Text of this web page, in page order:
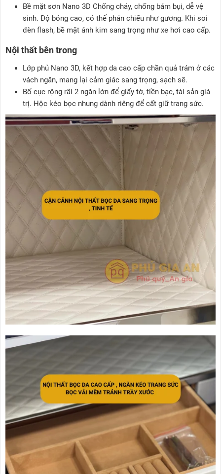
Bề mặt sơn Nano 3D Chống cháy, chống bám bụi, dễ vệ
sinh. Độ bóng cao, có thể phản chiếu như gương. Khi soi
đèn flash, bề mặt ánh kim sang trọng như xe hơi cao cấp.
Nội thất bên trong
Lớp phủ Nano 3D, kết hợp da cao cấp chần quả trám ở các
vách ngăn, mang lại cảm giác sang trọng, sạch sẽ.
Bố cục rộng rãi 2 ngăn lớn để giấy tờ, tiền bạc, tài sản giá
trị. Hộc kéo bọc nhung dành riêng để cất giữ trang sức.